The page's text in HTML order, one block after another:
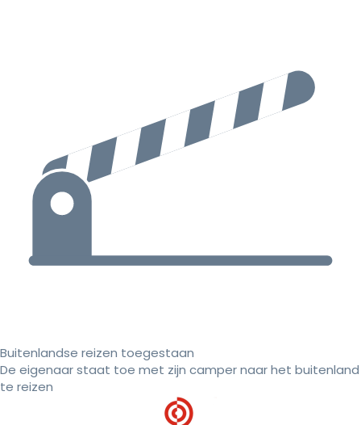
Buitenlandse reizen toegestaan
De eigenaar staat toe met zijn camper naar het buitenland
te reizen